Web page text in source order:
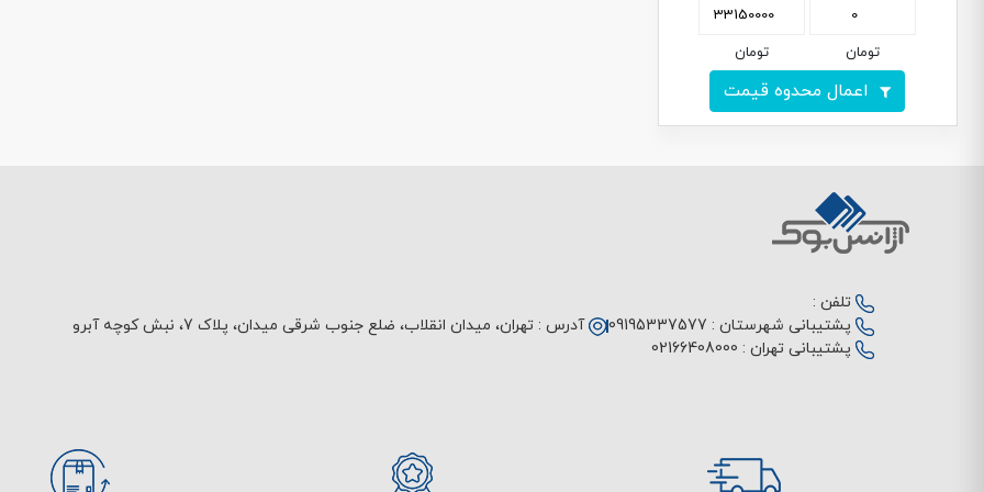
تومان تومان
اعمال محدوه قیمت
تلفن :
پشتیبانی شهرستان : 09195337577
پشتیبانی تهران : 02166408000
آدرس : تهران، میدان انقلاب، ضلع جنوب شرقی میدان، پلاک 7، نبش کوچه آبرو